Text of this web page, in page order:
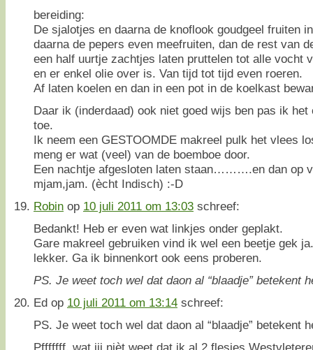
bereiding:
De sjalotjes en daarna de knoflook goudgeel fruiten
daarna de pepers even meefruiten, dan de rest van
een half uurtje zachtjes laten pruttelen tot alle vocht
en er enkel olie over is. Van tijd tot tijd even roeren.
Af laten koelen en dan in een pot in de koelkast
Daar ik (inderdaad) ook niet goed wijs ben pas ik het
toe.
Ik neem een GESTOOMDE makreel pulk het vlees
meng er wat (veel) van de boemboe door.
Een nachtje afgesloten laten staan……….en dan op
mjam,jam. (ècht Indisch) :-D
Robin op 10 juli 2011 om 13:03 schreef:
Bedankt! Heb er even wat linkjes onder geplakt.
Gare makreel gebruiken vind ik wel een beetje gek
lekker. Ga ik binnenkort ook eens proberen.
PS. Je weet toch wel dat daon al “blaadje” betekent
Ed op 10 juli 2011 om 13:14 schreef:
PS. Je weet toch wel dat daon al “blaadje” betekent
Pfffffff, wat jij nièt weet dat ik al 2 flesjes